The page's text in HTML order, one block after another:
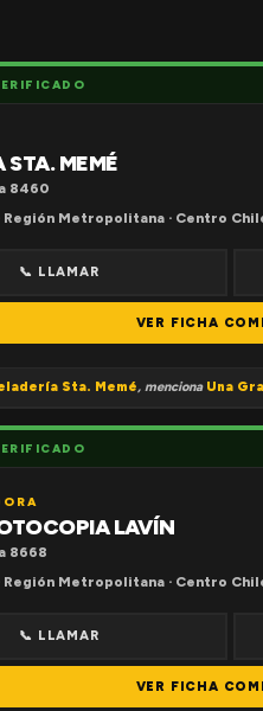
STA. MEMÉ
8460
Región Metropolitana · Centro
📞 LLAMAR
VER FICHA
Sta. Memé, menciona Una
LAVÍN
8668
Región Metropolitana · Centro
📞 LLAMAR
VER FICHA